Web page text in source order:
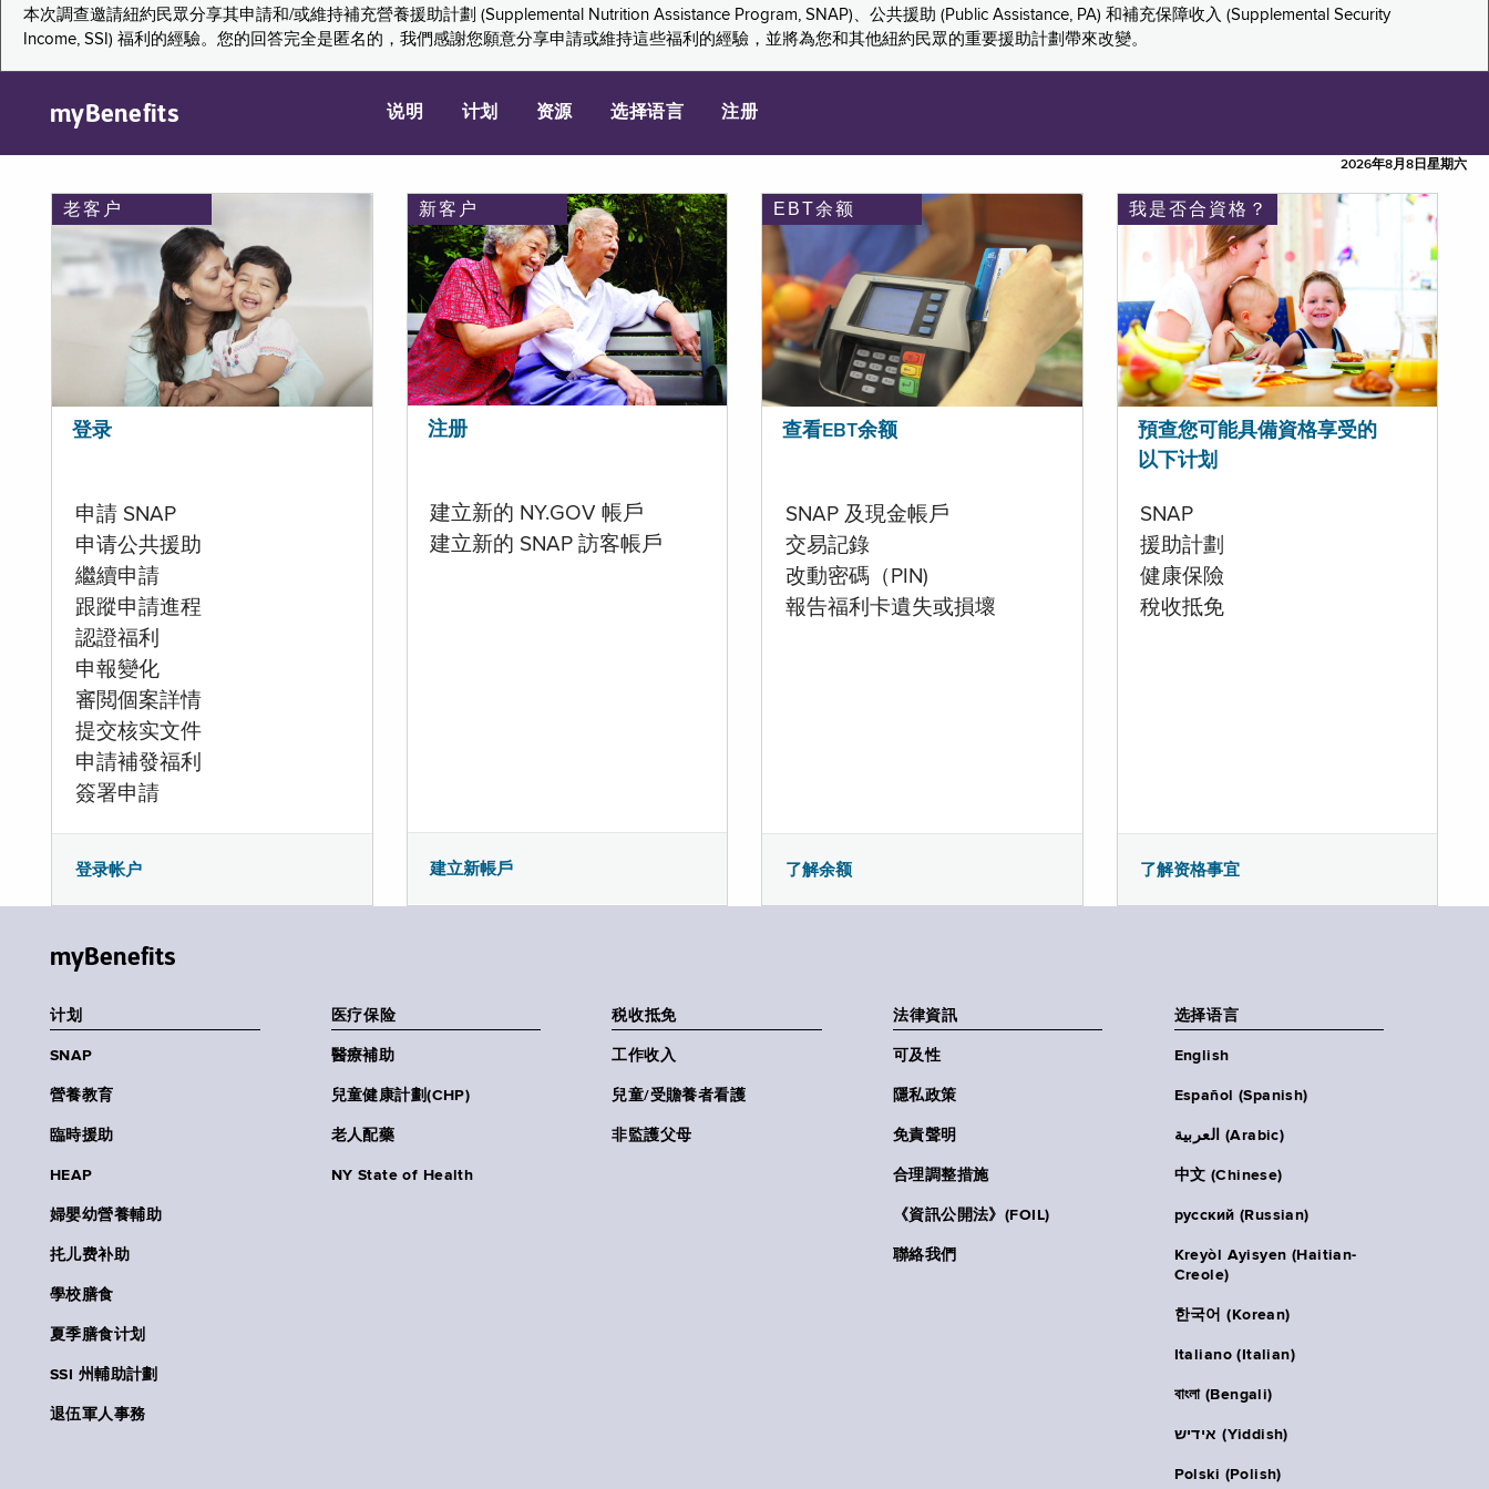
本次調查邀請紐約民眾分享其申請和/或維持補充營養援助計劃 (Supplemental Nutrition Assistance Program, SNAP)、公共援助 (Public Assistance, PA) 和補充保障收入 (Supplemental Security
Income, SSI) 福利的經驗。您的回答完全是匿名的，我們感謝您願意分享申請或維持這些福利的經驗，並將為您和其他紐約民眾的重要援助計劃帶來改變。
myBenefits 说明 计划 资源 选择语言 注册
2026年8月8日星期六
老客户
登录
申請 SNAP
申请公共援助
繼續申請
跟蹤申請進程
認證福利
申報變化
審閲個案詳情
提交核实文件
申請補發福利
簽署申請
登录帐户
新客户
注册
建立新的 NY.GOV 帳戶
建立新的 SNAP 訪客帳戶
建立新帳戶
EBT余额
查看EBT余额
SNAP 及現金帳戶
交易記錄
改動密碼（PIN)
報告福利卡遺失或損壞
了解余额
我是否合資格？
預查您可能具備資格享受的
以下计划
SNAP
援助計劃
健康保險
稅收抵免
了解资格事宜
myBenefits
计划
SNAP
營養教育
臨時援助
HEAP
婦嬰幼營養輔助
扥儿费补助
學校膳食
夏季膳食计划
SSI 州輔助計劃
退伍軍人事務
医疗保险
醫療補助
兒童健康計劃(CHP)
老人配藥
NY State of Health
税收抵免
工作收入
兒童/受贍養者看護
非監護父母
法律資訊
可及性
隱私政策
免責聲明
合理調整措施
《資訊公開法》(FOIL)
聯絡我們
选择语言
English
Español (Spanish)
العربية (Arabic)
中文 (Chinese)
русский (Russian)
Kreyòl Ayisyen (Haitian-
Creole)
한국어 (Korean)
Italiano (Italian)
বাংলা (Bengali)
אידיש (Yiddish)
Polski (Polish)